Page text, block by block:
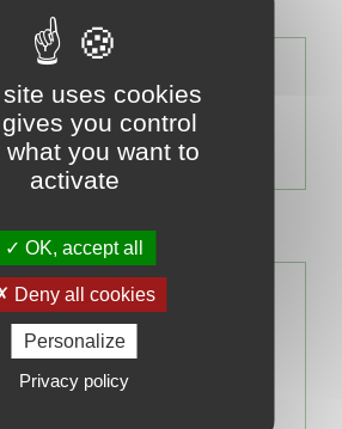
D’ACTION SOCIALE (C.C.A.S)
uses cookies
you control
what you want to
activate
OK, accept all
Deny all cookies
Personalize
Privacy policy